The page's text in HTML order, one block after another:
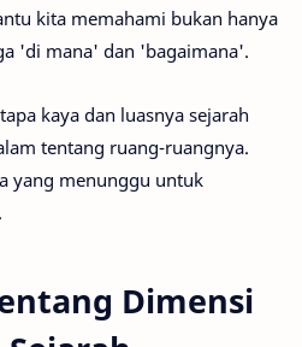
kita memahami bukan hanya
'di mana' dan 'bagaimana'.
kaya dan luasnya sejarah
tentang ruang-ruangnya.
yang menunggu untuk
Dimensi